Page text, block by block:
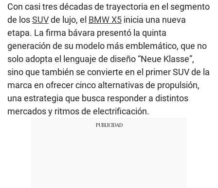
Con casi tres décadas de trayectoria en el segmento
de losSUVde lujo, el BMW X5 inicia una nueva
etapa. La firma bávara presentó la quinta
generación de su modelo más emblemático, que no
solo adopta el lenguaje de diseño “Neue Klasse”,
sino que también se convierte en el primer SUV de la
marca en ofrecer cinco alternativas de propulsión,
una estrategia que busca responder a distintos
mercados y ritmos de electrificación.